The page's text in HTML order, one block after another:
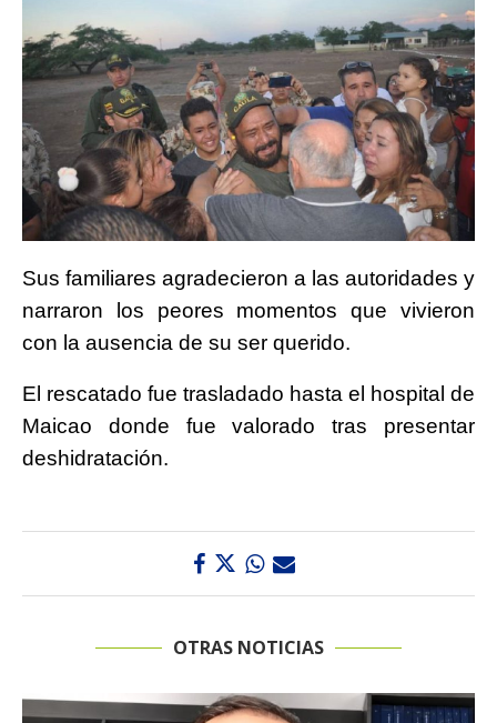
Sus familiares agradecieron a las autoridades y
narraron los peores momentos que vivieron
con la ausencia de su ser querido.
El rescatado fue trasladado hasta el hospital de
Maicao donde fue valorado tras presentar
deshidratación.
OTRAS NOTICIAS